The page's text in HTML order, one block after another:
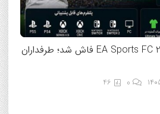
تاریخ انتشار و قیمت EA Sports FC 27 فاش شد؛ طرفداران
46